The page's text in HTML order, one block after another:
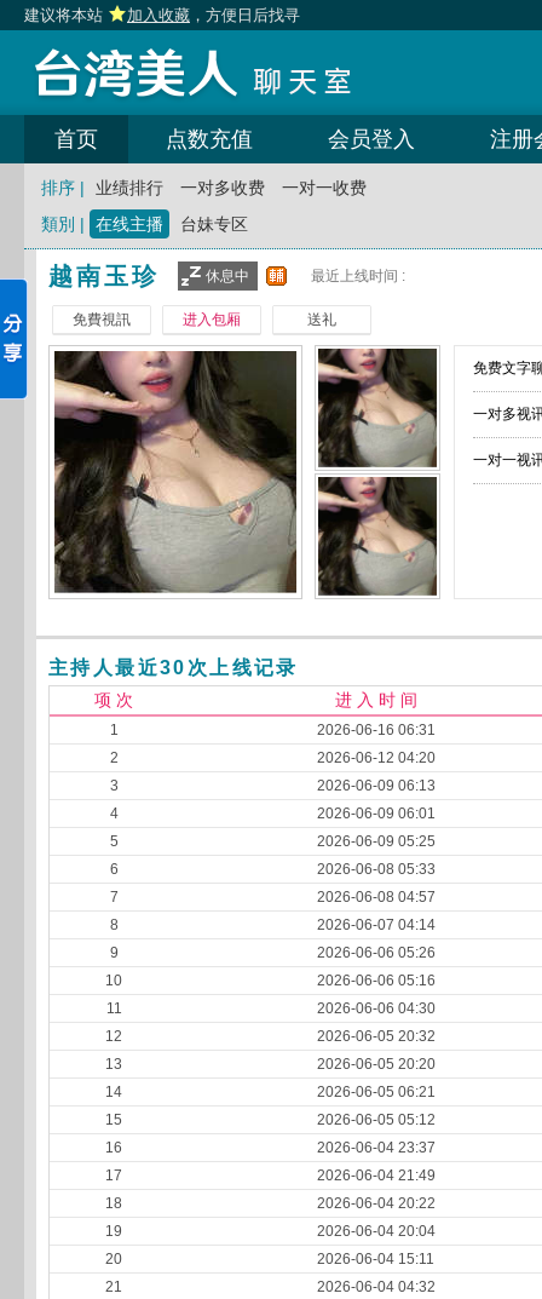
建议将本站 加入收藏 ，方便日后找寻
首页 点数充值 会员登入 注册
排序 | 业绩排行 一对多收费
一对一收费
類別 |
在线主播 台妹专区
越南玉珍 休息中 最近上线时间 :
免費視訊 进入包厢 送礼
免费文字
一对多视
一对一视
主持人最近30次上线记录
项 次 进 入 时 间
1
2026-06-16 06:31
2
2026-06-12 04:20
3
2026-06-09 06:13
4
2026-06-09 06:01
5
2026-06-09 05:25
6
2026-06-08 05:33
7
2026-06-08 04:57
8
2026-06-07 04:14
9
2026-06-06 05:26
10
2026-06-06 05:16
11
2026-06-06 04:30
12
2026-06-05 20:32
13
2026-06-05 20:20
14
2026-06-05 06:21
15
2026-06-05 05:12
16
2026-06-04 23:37
17
2026-06-04 21:49
18
2026-06-04 20:22
19
2026-06-04 20:04
20
2026-06-04 15:11
21
2026-06-04 04:32